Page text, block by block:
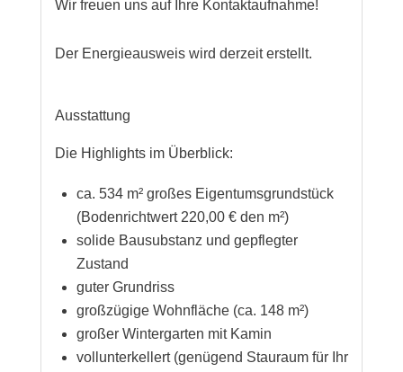
Wir freuen uns auf Ihre Kontaktaufnahme!
Der Energieausweis wird derzeit erstellt.
Ausstattung
Die Highlights im Überblick:
ca. 534 m² großes Eigentumsgrundstück
(Bodenrichtwert 220,00 € den m²)
solide Bausubstanz und gepflegter
Zustand
guter Grundriss
großzügige Wohnfläche (ca. 148 m²)
großer Wintergarten mit Kamin
vollunterkellert (genügend Stauraum für Ihr